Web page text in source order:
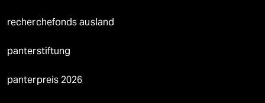
recherchefonds ausland
panterstiftung
panterpreis 2026